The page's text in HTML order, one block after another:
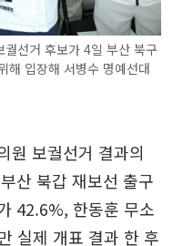
선거 후보가 4일 부산 북구
해 입장해 서병수 명예선대
원 보궐선거 결과의
산 북갑 재보선 출구
42.6%, 한동훈 무소
실제 개표 결과 한 후